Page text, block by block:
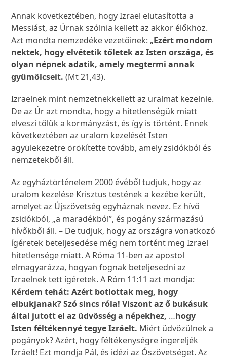
Annak következtében, hogy Izrael elutasította a
Messiást, az Úrnak szólnia kellett az akkor élőkhöz.
Azt mondta nemzedéke vezetőinek: „Ezért mondom
nektek, hogy elvétetik tőletek az Isten országa, és
olyan népnek adatik, amely megtermi annak
gyümölcseit.(Mt 21,43).
Izraelnek mint nemzetnekkellett az uralmat kezelnie.
De az Úr azt mondta, hogy a hitetlenségük miatt
elveszi tőlük a kormányzást, és így is történt. Ennek
következtében az uralom kezelését Isten
agyülekezetre örökítette tovább, amely zsidókból és
nemzetekből áll.
Az egyháztörténelem 2000 évéből tudjuk, hogy az
uralom kezelése Krisztus testének a kezébe került,
amelyet az Újszövetség egyháznak nevez. Ez hívő
zsidókból, „a maradékból”, és pogány származású
hívőkből áll. – De tudjuk, hogy az országra vonatkozó
ígéretek beteljesedése még nem történt meg Izrael
hitetlensége miatt. A Róma 11-ben az apostol
elmagyarázza, hogyan fognak beteljesedni az
Izraelnek tett ígéretek. A Róm 11:11 azt mondja:
Kérdem tehát: Azért botlottak meg, hogy
elbukjanak? Szó sincs róla! Viszont az ő bukásuk
által jutott el az üdvösség a népekhez, …hogy
Isten féltékennyé tegye Izráelt. Miért üdvözülnek a
pogányok? Azért, hogy féltékenységre ingereljék
Izráelt! Ezt mondja Pál, és idézi az Ószövetséget. Az